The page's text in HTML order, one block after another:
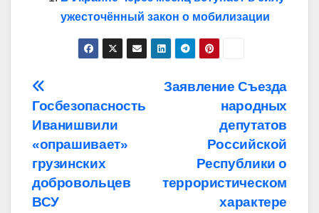
ужесточённый закон о мобилизации
Навигация
по
записям
Заявление Съезда
народных
депутатов
Российской
Республики о
террористическом
характере
Госбезопасность
Иванишвили
«опрашивает»
грузинских
добровольцев
ВСУ